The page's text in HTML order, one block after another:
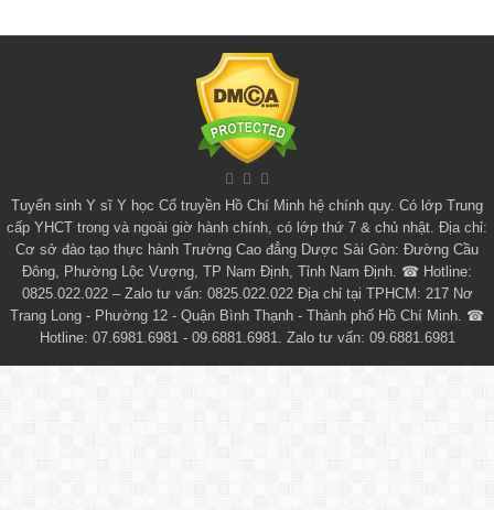
Tuyển sinh Y sĩ Y học Cổ truyền Hồ Chí Minh hệ chính quy. Có lớp Trung
cấp YHCT trong và ngoài giờ hành chính, có lớp thứ 7 & chủ nhật. Địa chỉ:
Cơ sở đào tạo thực hành Trường Cao đẳng Dược Sài Gòn: Đường Cầu
Đông, Phường Lộc Vượng, TP Nam Định, Tỉnh Nam Định. ☎ Hotline:
0825.022.022 – Zalo tư vấn: 0825.022.022 Địa chỉ tại TPHCM: 217 Nơ
Trang Long - Phường 12 - Quận Bình Thạnh - Thành phố Hồ Chí Minh. ☎
Hotline: 07.6981.6981 - 09.6881.6981. Zalo tư vấn: 09.6881.6981